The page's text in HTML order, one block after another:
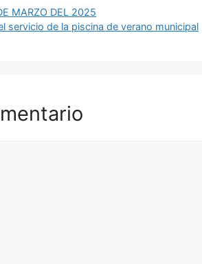
MARZO DEL 2025
servicio de la piscina de verano municipal